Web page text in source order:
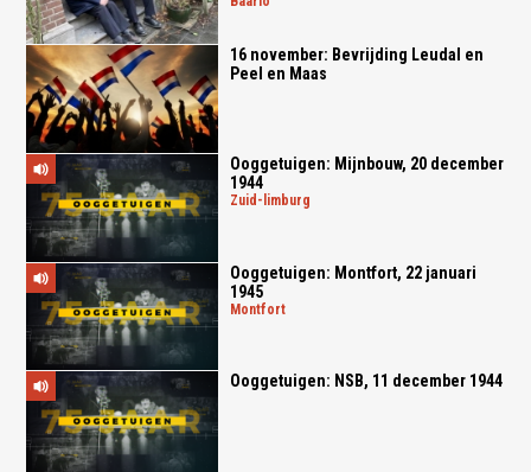
16 november: Bevrijding Leudal en
Peel en Maas
Ooggetuigen: Mijnbouw, 20 december
1944
zuid-limburg
Ooggetuigen: Montfort, 22 januari
1945
montfort
Ooggetuigen: NSB, 11 december 1944